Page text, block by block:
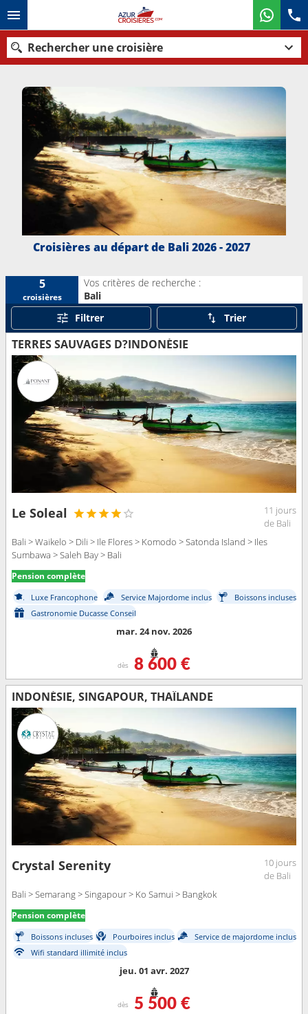
Rechercher une croisière
Nos destinations
Mois de départ
Ports Compagnies
Rechercher
Croisières au départ de Bali 2026 - 2027
5
croisières
Vos critères de recherche :
Bali
Filtrer
Trier
TERRES SAUVAGES D?INDONÉSIE
Le Soleal
11 jours
de Bali
Bali > Waikelo > Dili > Ile Flores > Komodo > Satonda Island > Iles
Sumbawa > Saleh Bay > Bali
Pension complète
Luxe Francophone Service Majordome inclus
Boissons incluses
Gastronomie Ducasse Conseil
mar. 24 nov. 2026
dès 8 600 €
INDONÉSIE, SINGAPOUR, THAÏLANDE
Crystal Serenity
10 jours
de Bali
Bali > Semarang > Singapour > Ko Samui > Bangkok
Pension complète
Boissons incluses Pourboires inclus
Service de majordome inclus
Wifi standard illimité inclus
jeu. 01 avr. 2027
dès 5 500 €